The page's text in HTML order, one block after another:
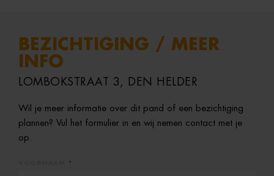
BEZICHTIGING / MEER
INFO
LOMBOKSTRAAT 3, DEN HELDER
Wil je meer informatie over dit pand of een bezichtiging
plannen? Vul het formulier in en wij nemen contact met je
op.